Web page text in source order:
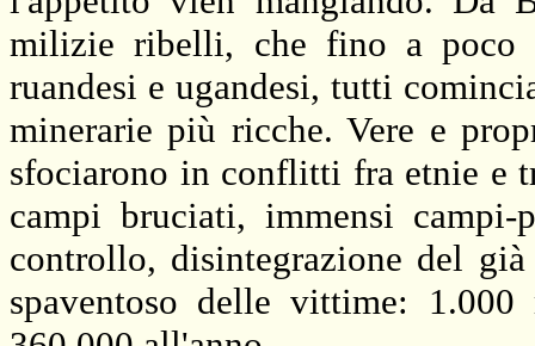
milizie ribelli, che fino a poco
ruandesi e ugandesi, tutti
minerarie più ricche. Vere e
sfociarono in conflitti fra etnie e
campi bruciati, immensi campi-
controllo, disintegrazione del
spaventoso delle vittime: